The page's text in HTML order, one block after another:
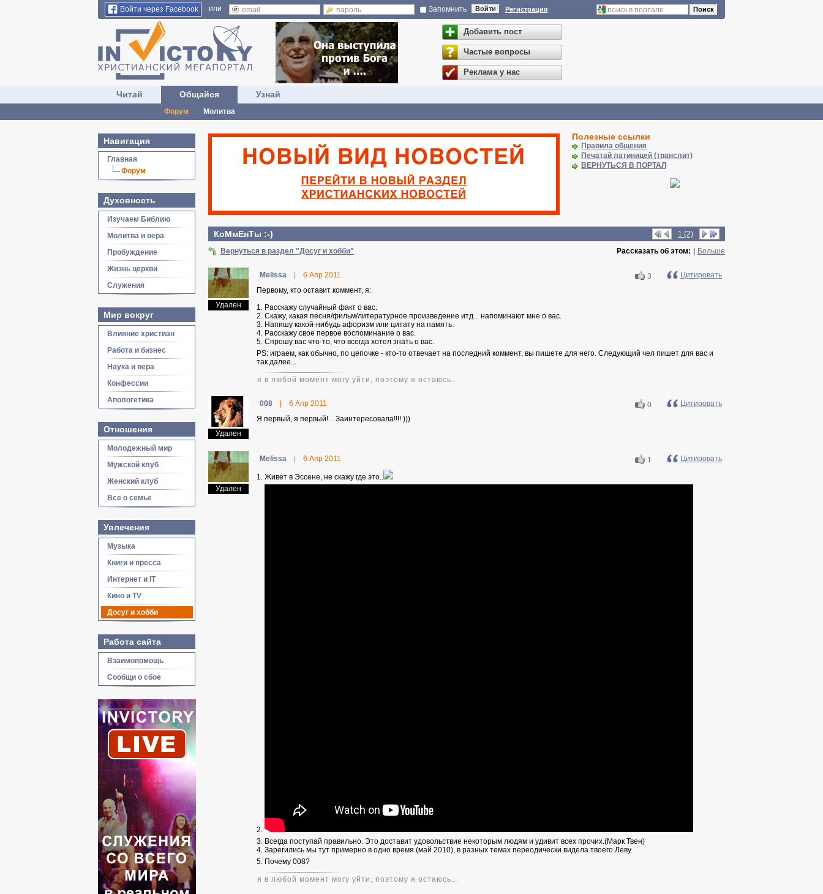
Войти через Facebook или Запомнить Войти Регистрация Поиск
Добавить пост
Частые вопросы
Реклама у нас
Читай Общайся
Форум Молитва
Узнай
Навигация
Главная
Форум
Духовность
Изучаем Библию
Молитва и вера
Пробуждение
Жизнь церкви
Служения
Мир вокруг
Влияние христиан
Работа и бизнес
Наука и вера
Конфессии
Апологетика
Отношения
Молодежный мир
Мужской клуб
Женский клуб
Все о семье
Увлечения
Музыка
Книги и пресса
Интернет и IT
Кино и TV
Досуг и хобби
Работа сайта
Взаимопомощь
Сообщи о сбое
Полезные ссылки
Правила общения
Печатай латиницей (транслит)
ВЕРНУТЬСЯ В ПОРТАЛ
КоМмЕнТы :-)
1 (2)
Вернуться в раздел "Досуг и хобби"
Больше
Рассказать об этом:
Удален
Melissa 6 Апр 2011 3
Цитировать
Первому, кто оставит коммент, я:
1. Расскажу случайный факт о вас.
2. Скажу, какая песня/фильм/литературное произведение итд... напоминают мне о вас.
3. Напишу какой-нибудь афоризм или цитату на память.
4. Расскажу свое первое воспоминание о вас.
5. Спрошу вас что-то, что всегда хотел знать о вас.
PS: играем, как обычно, по цепочке - кто-то отвечает на последний коммент, вы пишете для него. Следующий чел пишет для вас и
так далее...
я в любой момент могу уйти, поэтому я остаюсь...
Удален
008 6 Апр 2011 0
Цитировать
Я первый, я первый!... Заинтересовала!!!! )))
Удален
Melissa 6 Апр 2011 1 Цитировать
1. Живет в Эссене, не скажу где это..
2.
3. Всегда поступай правильно. Это доставит удовольствие некоторым людям и удивит всех прочих.(Марк Твен)
4. Зарегились мы тут примерно в одно время (май 2010), в разных темах переодически видела твоего Леву.
5. Почему 008?
я в любой момент могу уйти, поэтому я остаюсь...